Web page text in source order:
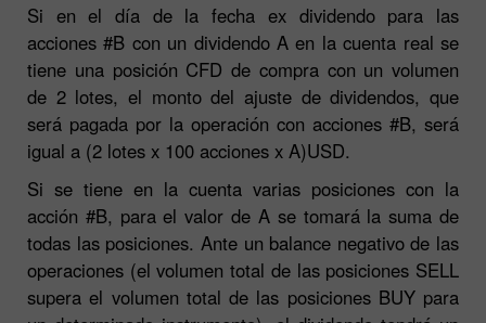
Si en el día de la fecha ex dividendo para las
acciones #B con un dividendo A en la cuenta real se
tiene una posición CFD de compra con un volumen
de 2 lotes, el monto del ajuste de dividendos, que
será pagada por la operación con acciones #B, será
igual a (2 lotes x 100 acciones x A)USD.
Si se tiene en la cuenta varias posiciones con la
acción #B, para el valor de A se tomará la suma de
todas las posiciones. Ante un balance negativo de las
operaciones (el volumen total de las posiciones SELL
supera el volumen total de las posiciones BUY para